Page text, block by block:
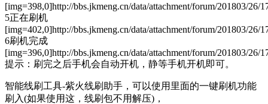
[img=398,0]http://bbs.jkmeng.cn/data/attachment/forum/201803/
5正在刷机
[img=402,0]http://bbs.jkmeng.cn/data/attachment/forum/201803/26/
6刷机完成
[img=396,0]http://bbs.jkmeng.cn/data/attachment/forum/201803/26/
提示：刷完之后手机会自动开机，静等手机开机即可。
智能线刷工具-紫火线刷助手，可以使用里面的一键刷机功能
刷入(如果使用这，线刷包不用解压)，